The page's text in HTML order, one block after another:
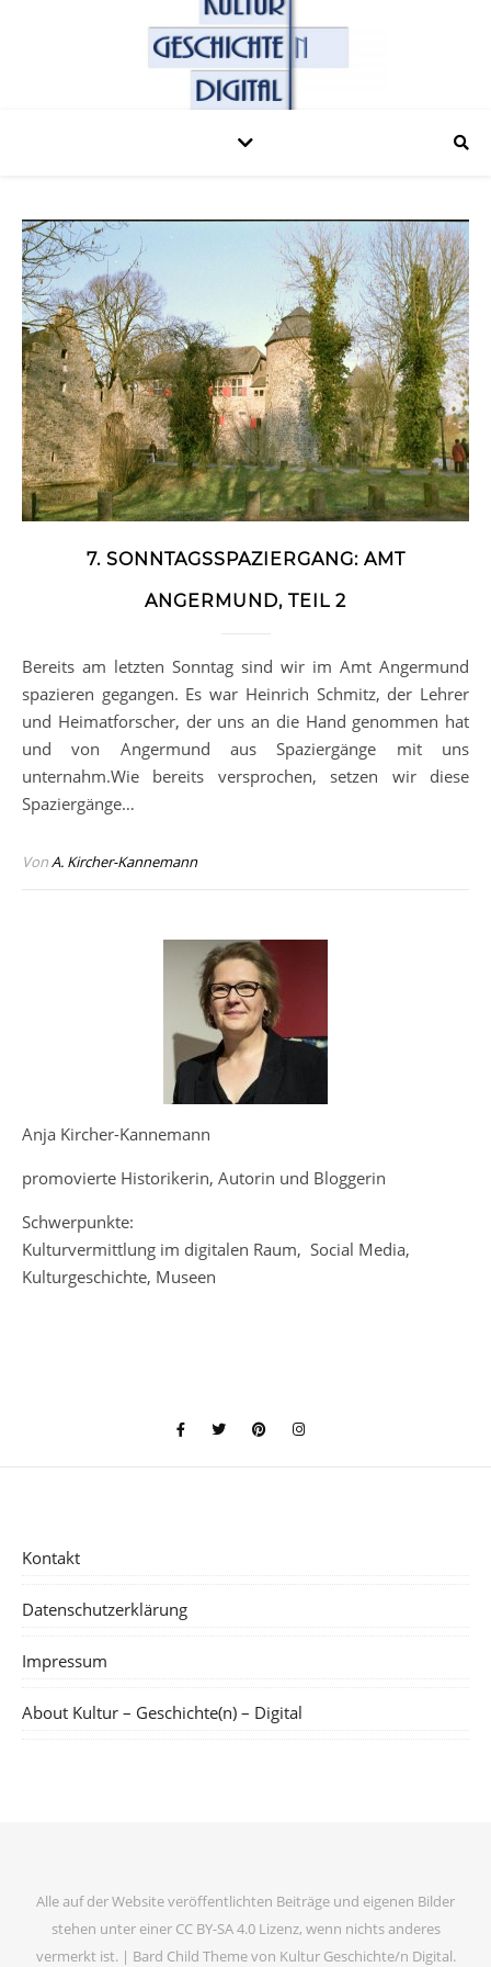
7. SONNTAGSSPAZIERGANG: AMT
ANGERMUND, TEIL 2
Bereits am letzten Sonntag sind wir im Amt Angermund
spazieren gegangen. Es war Heinrich Schmitz, der Lehrer
und Heimatforscher, der uns an die Hand genommen hat
und von Angermund aus Spaziergänge mit uns
unternahm.Wie bereits versprochen, setzen wir diese
Spaziergänge…
VonA. Kircher-Kannemann
Anja Kircher-Kannemann
promovierte Historikerin, Autorin und Bloggerin
Schwerpunkte:
Kulturvermittlung im digitalen Raum, Social Media,
Kulturgeschichte, Museen
Kontakt
Datenschutzerklärung
Impressum
About Kultur – Geschichte(n) – Digital
Alle auf der Website veröffentlichten Beiträge und eigenen Bilder
stehen unter einer CC BY-SA 4.0 Lizenz, wenn nichts anderes
vermerkt ist. | Bard Child Theme von Kultur Geschichte/n Digital.